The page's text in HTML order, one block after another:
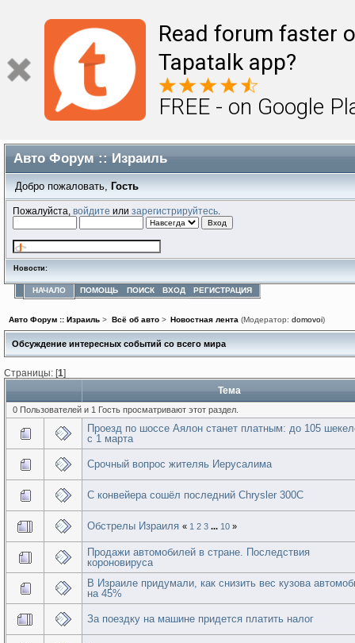
Read forum faster
Tapatalk app?
FREE - on Google
Авто Форум :: Израиль
Добро пожаловать, Гость
Пожалуйста,войдите илизарегистрируйтесь
Новости:
НАЧАЛО ПОМОЩЬ ПОИСК ВХОД РЕГИСТРАЦИЯ
Авто Форум :: Израиль > Всё об авто> Новостная лента(Модератор: domovoi)
Обсуждение интересных событий со всего мира
Страницы: [1]
Тема
0 Пользователей и 1 Гость просматривают этот раздел.
Проезд по шоссе Аялон станет платным: до 105
с 1 марта
Срочный вопрос жителяь Иерусалима
С конвейера сошёл последний Chrysler 300C
Обстрелы Израиля « 1 2 3 ... 10 »
Продажи автомобилей в стране. Последствия
короновируса
В Израиле придумали, как снизить вес кузова
на 45%
За поездку на машине придется платить налог